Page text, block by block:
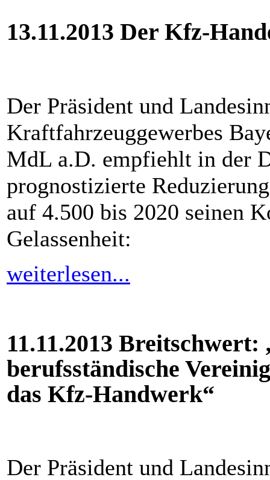
13.11.2013 Der Kfz-
Der Präsident und
Kraftfahrzeuggewerbes
MdL a.D. empfiehlt in der
prognostizierte
auf 4.500 bis 2020 seinen
Gelassenheit:
weiterlesen...
11.11.2013
berufsständische
das Kfz-Handwerk“
Der Präsident und